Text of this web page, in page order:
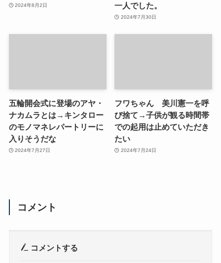
2024年8月2日
一人でした。
2024年7月30日
五輪開会式に登場のアヤ・
ナカムラとは→キンタロー
のモノマネレパートリーに
入りそうだな
2024年7月27日
フワちゃん 美川憲一を呼
び捨て→子供が観る時間帯
での起用は止めていただき
たい
2024年7月24日
コメント
コメントする